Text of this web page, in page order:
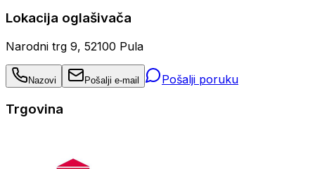
Lokacija oglašivača
Narodni trg 9, 52100 Pula
Nazovi Pošalji e-mail Pošalji poruku
Trgovina